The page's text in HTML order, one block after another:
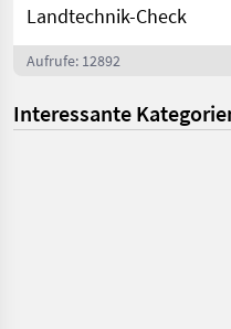
Landtechnik-Check
Aufrufe: 12892
Interessante